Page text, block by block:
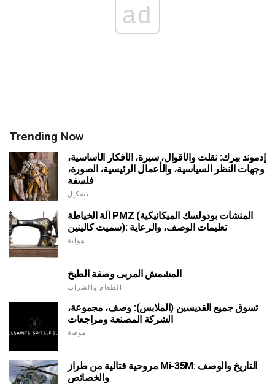
ad
Trending Now
إدموند بيرك: نقلت والأقوال، سيرة، الأفكار الأساسية،
وجهات النظر السياسية، والأعمال الرئيسية، الصورة،
فلسفة
تشكيل
آلة الخياطة PMZ (المنشآت بودولسك الميكانيكية
سميت كالينين): تعليمات الوصف، والرعاية
هواية
المشمش المربى وصفة الطبخ
الطعام والشراب
تسوق جميع القديسين (الملابس): وصف، مجموعة،
الشركة المصنعة ومراجعات
موضة
مروحية قتالية من طراز Mi-35M: التاريخ والوصف
والخصائص